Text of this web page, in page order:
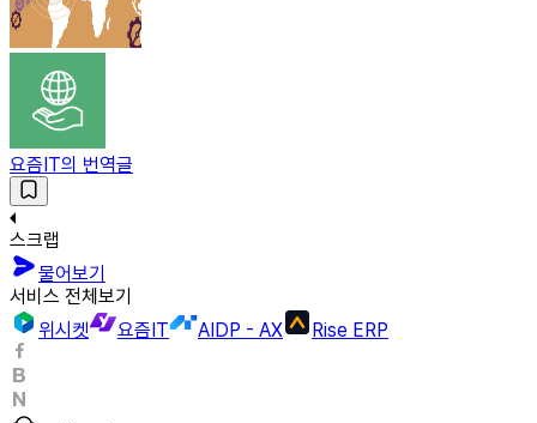
요즘IT의 번역글
스크랩
물어보기
서비스 전체보기
위시켓
요즘IT AIDP - AX Rise ERP